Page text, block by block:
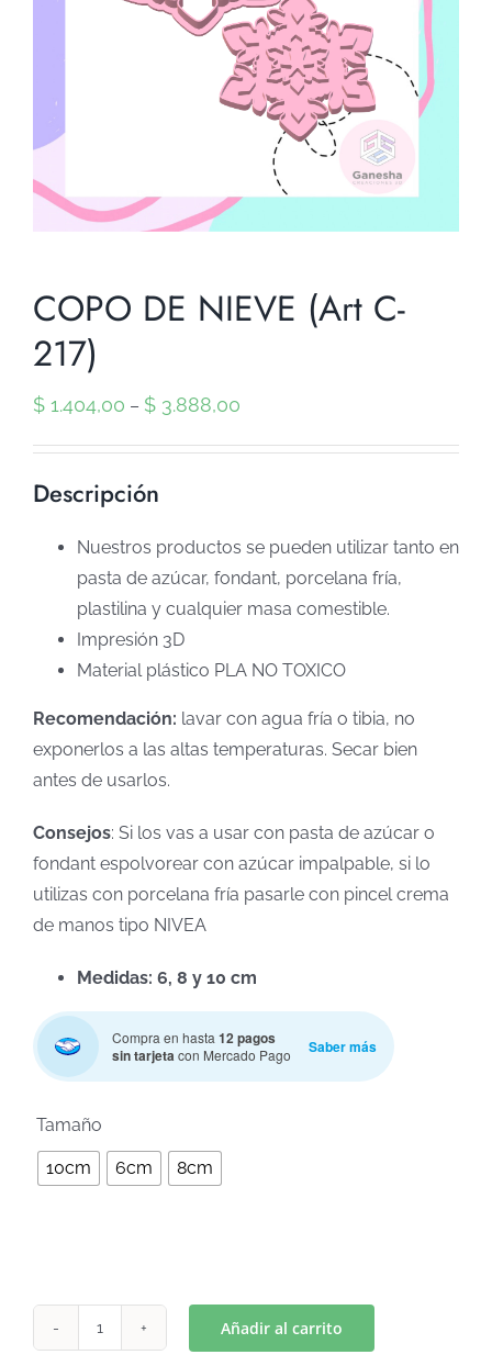
COPO DE NIEVE (Art C-
217)
$ 1.404,00 – $ 3.888,00
Descripción
Nuestros productos se pueden utilizar tanto en
pasta de azúcar, fondant, porcelana fría,
plastilina y cualquier masa comestible.
Impresión 3D
Material plástico PLA NO TOXICO
Recomendación: lavar con agua fría o tibia, no
exponerlos a las altas temperaturas. Secar bien
antes de usarlos.
Consejos: Si los vas a usar con pasta de azúcar o
fondant espolvorear con azúcar impalpable, si lo
utilizas con porcelana fría pasarle con pincel crema
de manos tipo NIVEA
Medidas: 6, 8 y 10 cm
Compra en hasta12 pagos
sin tarjetacon Mercado Pago Saber más
Tamaño
10cm 6cm 8cm
Añadir al carrito